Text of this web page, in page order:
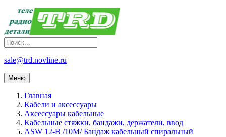
sale@trd.novline.ru
Меню
Главная
Кабели и аксессуары
Аксессуары кабельные
Кабельные стяжки, бандажи, держатели, ввод
ASW 12-B /10M/ Бандаж кабельный спиральный